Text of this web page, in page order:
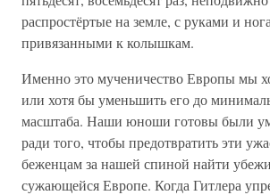
распростёртые на земле, с руками и
привязанными к колышкам.
Именно это мученичество Европы мы
или хотя бы уменьшить его до
масштаба. Наши юноши готовы были
ради того, чтобы предотвратить эти
беженцам за нашей спиной найти
сужающейся Европе. Когда Гитлера